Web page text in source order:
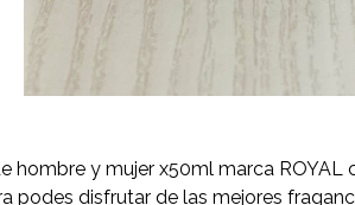
hombre y mujer x50ml marca ROYAL
podes disfrutar de las mejores